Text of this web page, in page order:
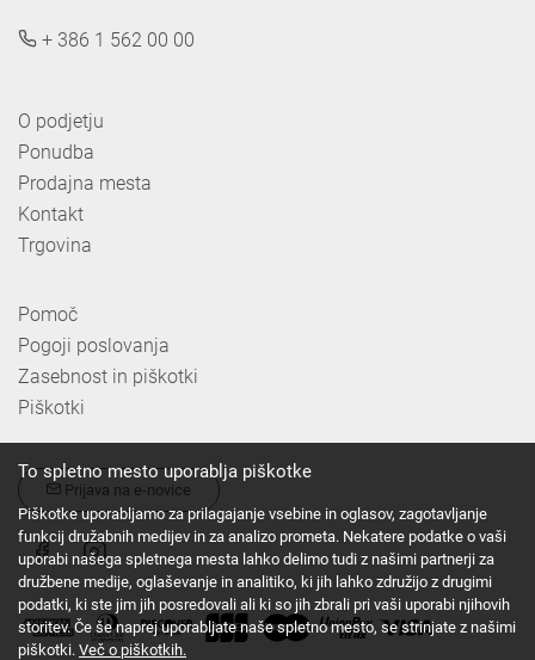
+ 386 1 562 00 00
O podjetju
Ponudba
Prodajna mesta
Kontakt
Trgovina
Pomoč
Pogoji poslovanja
Zasebnost in piškotki
Piškotki
Prijava na e-novice
To spletno mesto uporablja piškotke
Piškotke uporabljamo za prilagajanje vsebine in oglasov, zagotavljanje
funkcij družabnih medijev in za analizo prometa. Nekatere podatke o vaši
uporabi našega spletnega mesta lahko delimo tudi z našimi partnerji za
družbene medije, oglaševanje in analitiko, ki jih lahko združijo z drugimi
podatki, ki ste jim jih posredovali ali ki so jih zbrali pri vaši uporabi njihovih
storitev. Če še naprej uporabljate naše spletno mesto, se strinjate z našimi
piškotki. Več o piškotkih.